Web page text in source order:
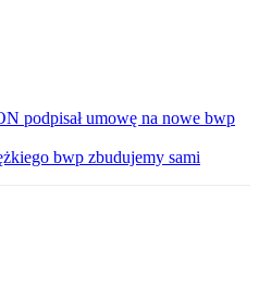
podpisał umowę na nowe bwp
bwp zbudujemy sami